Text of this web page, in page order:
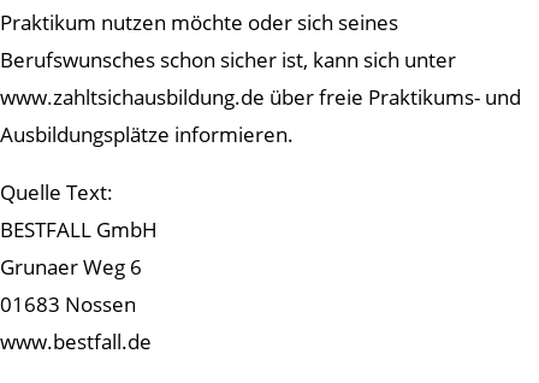
Praktikum nutzen möchte oder sich seines
Berufswunsches schon sicher ist, kann sich unter
www.zahltsichausbildung.de über freie Praktikums- und
Ausbildungsplätze informieren.
Quelle Text:
BESTFALL GmbH
Grunaer Weg 6
01683 Nossen
www.bestfall.de